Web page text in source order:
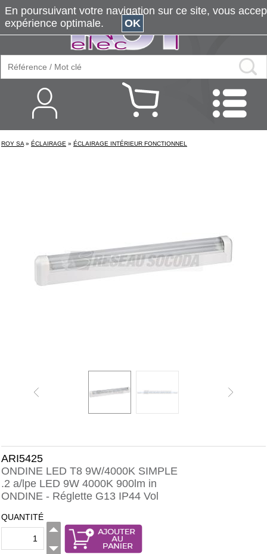
ROY SA » ÉCLAIRAGE » ÉCLAIRAGE INTÉRIEUR FONCTIONNEL
ARI5425
ONDINE LED T8 9W/4000K SIMPLE
.2 a/lpe LED 9W 4000K 900lm in
ONDINE - Réglette G13 IP44 Vol
QUANTITÉ
En poursuivant votre navigation sur ce site, vous
expérience optimale.
OK